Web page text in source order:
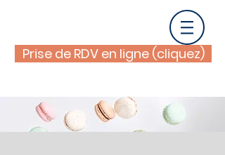
Prise de RDV en ligne (cliquez)